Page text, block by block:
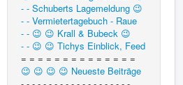
- - Schuberts Lagemeldung 😉
- - Vermietertagebuch - Raue
- - 😉 😉 Krall & Bubeck 😉
- - 😉 😉 Tichys Einblick, Feed
= = = = = = = = = = = = = =
😉 😉 😉 😉 Neueste Beiträge